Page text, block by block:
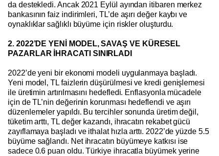
da destekledi. Ancak 2021 Eylül ayından itibaren merkez
bankasının faiz indirimleri, TL’de aşırı değer kaybı ve
oynaklıklar sağlıklı büyüme için riskler oluşturdu.
2. 2022’DE YENİ MODEL, SAVAŞ VE KÜRESEL
PAZARLAR İHRACATI SINIRLADI
2022’de yeni bir ekonomi modeli uygulanmaya başladı.
Yeni model, TL faizlerin düşürülmesi ve kredi genişlemesi
ile üretimin artırılmasını hedefledi. Enflasyonla mücadele
için de TL’nin değerinin korunması hedeflendi ve aşırı
düzenlemeler yapıldı. Bu tercihler sonunda üretim değil,
tüketim arttı, TL değer kazandı, ihracatın rekabet gücü
zayıflamaya başladı ve ithalat hızla arttı. 2022’de yüzde 5.5
büyüme sağlandı. Net ihracatın büyümeye katkısı ise
sadece 0.6 puan oldu. Türkiye ihracatla büyümek yerine